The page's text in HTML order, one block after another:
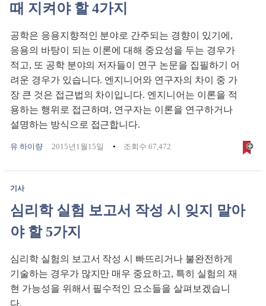
때 지켜야 할 4가지
공학은 응용지향적인 분야로 간주되는 경향이 있기에,
응용의 바탕이 되는 이론에 대해 중요성을 두는 경우가
적고, 또 공학 분야의 저자들이 연구 논문을 집필하기 어
려운 경우가 있습니다. 엔지니어와 연구자의 차이 중 가
장 큰 것은 접근법의 차이입니다. 엔지니어는 이론을 적
용하는 행위로 접근하며, 연구자는 이론을 연구하거나
설명하는 방식으로 접근합니다.
유 하이량 2015년1월15일 조회수 67,472
기사
심리학 실험 보고서 작성 시 잊지 말아
야 할 5가지
심리학 실험의 보고서 작성 시 빠뜨리거나 불완전하게
기술하는 경우가 많지만 매우 중요하고, 특히 실험의 재
현 가능성을 위해서 필수적인 요소들을 살펴보겠습니
다.